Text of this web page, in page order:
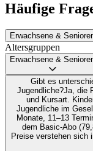
Häufige
Erwachsene &
Altersgruppen
Erwachsene &
Gibt es
Jugendliche?Ja, die
und Kursart. Kinder und Jugendliche zahlen monatlich 57,80 €.
Jugendliche im
Monate, 11–13 Termine) für 187,80 €.
dem Basic-Abo
Preise verstehen sich